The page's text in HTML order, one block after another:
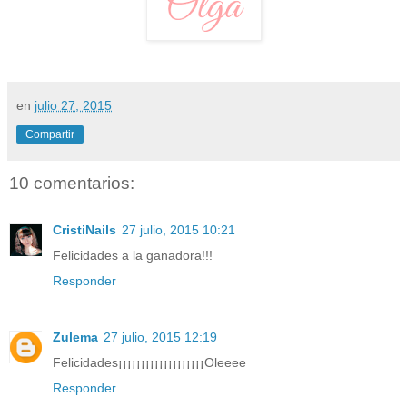
en julio 27, 2015
Compartir
10 comentarios:
CristiNails 27 julio, 2015 10:21
Felicidades a la ganadora!!!
Responder
Zulema 27 julio, 2015 12:19
Felicidades¡¡¡¡¡¡¡¡¡¡¡¡¡¡¡¡¡¡¡Oleeee
Responder